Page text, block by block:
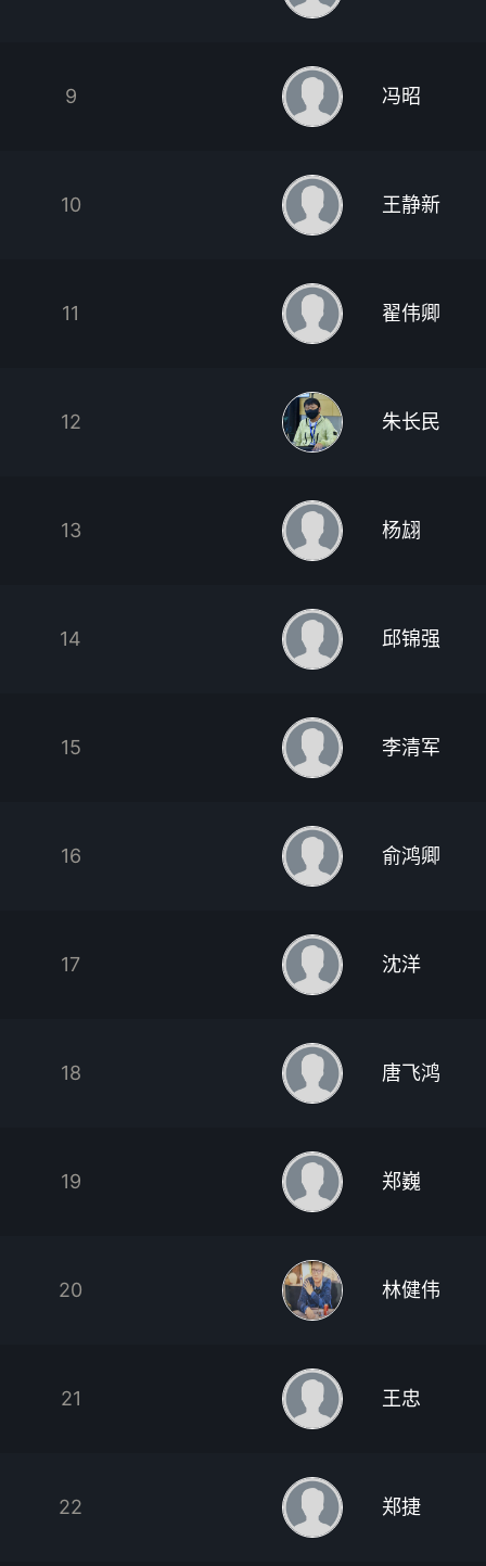
9 冯昭
10 王静新
11 翟伟卿
12 朱长民
13 杨翃
14 邱锦强
15 李清军
16 俞鸿卿
17 沈洋
18 唐飞鸿
19 郑巍
20 林健伟
21 王忠
22 郑捷